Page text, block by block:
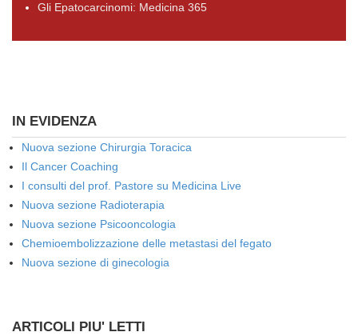
Gli Epatocarcinomi: Medicina 365
IN EVIDENZA
Nuova sezione Chirurgia Toracica
Il Cancer Coaching
I consulti del prof. Pastore su Medicina Live
Nuova sezione Radioterapia
Nuova sezione Psicooncologia
Chemioembolizzazione delle metastasi del fegato
Nuova sezione di ginecologia
ARTICOLI PIU' LETTI